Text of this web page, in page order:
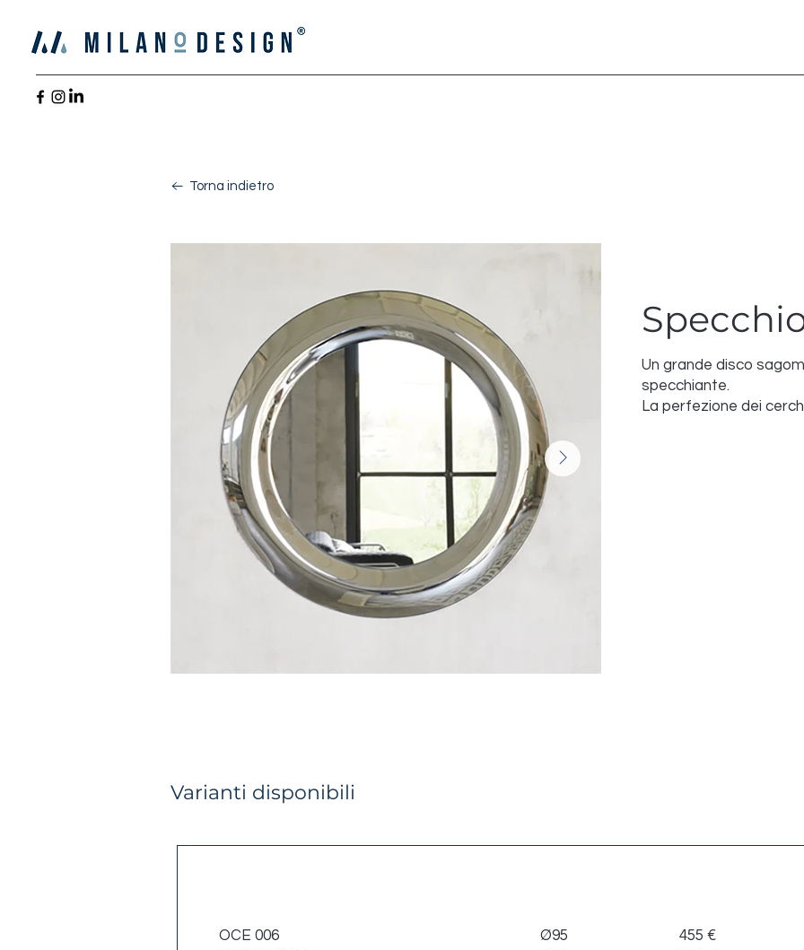
Torna indietro
Un grande disco
specchiante.
La perfezione dei
Varianti disponibili
OCE 006
Ø95
455 €